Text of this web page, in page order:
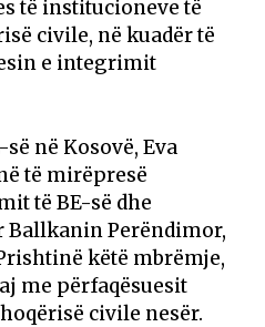
të institucioneve të
civile, në kuadër të
e integrimit
në Kosovë, Eva
të mirëpresë
të BE-së dhe
Ballkanin Perëndimor,
këtë mbrëmje,
me përfaqësuesit
civile nesër.